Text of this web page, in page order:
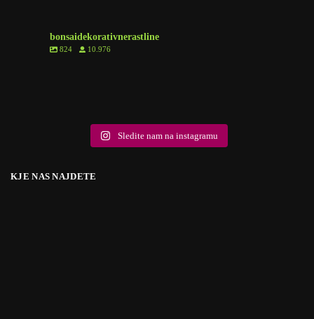
bonsaidekorativnerastline
824 10.976
Sledite nam na instagramu
KJE NAS NAJDETE